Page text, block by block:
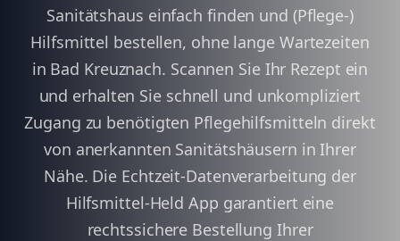
Sanitätshaus einfach finden und (Pflege-)
Hilfsmittel bestellen, ohne lange Wartezeiten
in Bad Kreuznach. Scannen Sie Ihr Rezept ein
und erhalten Sie schnell und unkompliziert
Zugang zu benötigten Pflegehilfsmitteln direkt
von anerkannten Sanitätshäusern in Ihrer
Nähe. Die Echtzeit-Datenverarbeitung der
Hilfsmittel-Held App garantiert eine
rechtssichere Bestellung Ihrer